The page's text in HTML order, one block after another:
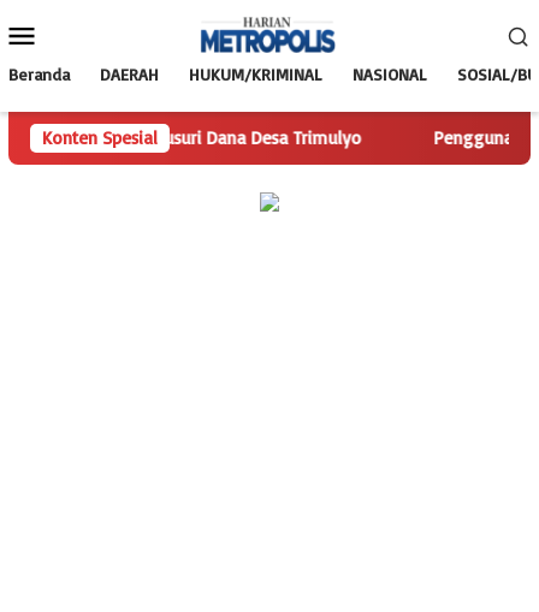
ke
Mobile
Beranda DAERAH HUKUM/KRIMINAL NASIONAL SOSIAL/
Konten Spesial
Telusuri Dana Desa Trimulyo Pengguna Jalan